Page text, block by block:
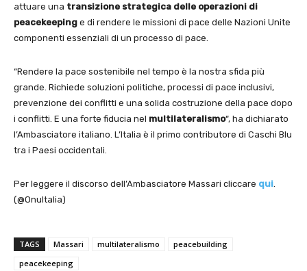
attuare una transizione strategica delle operazioni di
peacekeeping e di rendere le missioni di pace delle Nazioni Unite
componenti essenziali di un processo di pace.
“Rendere la pace sostenibile nel tempo è la nostra sfida più
grande. Richiede soluzioni politiche, processi di pace inclusivi,
prevenzione dei conflitti e una solida costruzione della pace dopo
i conflitti. E una forte fiducia nel multilateralismo“, ha dichiarato
l’Ambasciatore italiano. L’Italia è il primo contributore di Caschi Blu
tra i Paesi occidentali.
Per leggere il discorso dell’Ambasciatore Massari cliccare qui
(@OnuItalia)
TAGS Massari multilateralismo
peacebuilding
peacekeeping